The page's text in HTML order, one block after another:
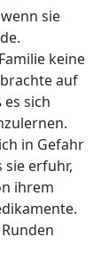
sie
keine
auf
sich
in Gefahr
sie erfuhr,
ihrem